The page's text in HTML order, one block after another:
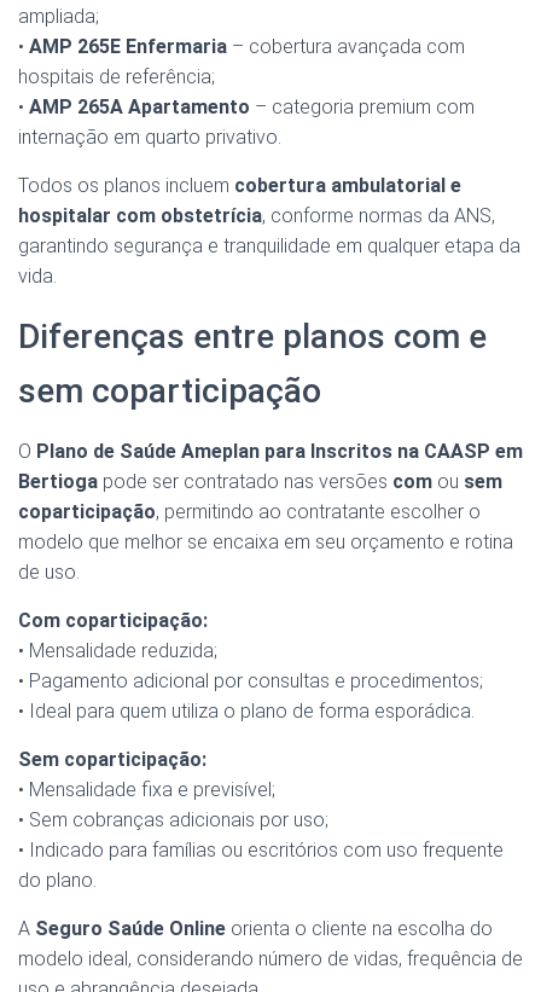
ampliada;
• AMP 265E Enfermaria – cobertura avançada com
hospitais de referência;
• AMP 265A Apartamento – categoria premium com
internação em quarto privativo.
Todos os planos incluem cobertura ambulatorial e
hospitalar com obstetrícia, conforme normas da ANS,
garantindo segurança e tranquilidade em qualquer etapa da
vida.
Diferenças entre planos com e
sem coparticipação
O Plano de Saúde Ameplan para Inscritos na CAASP em
Bertioga pode ser contratado nas versões com ou sem
coparticipação, permitindo ao contratante escolher o
modelo que melhor se encaixa em seu orçamento e rotina
de uso.
Com coparticipação:
• Mensalidade reduzida;
• Pagamento adicional por consultas e procedimentos;
• Ideal para quem utiliza o plano de forma esporádica.
Sem coparticipação:
• Mensalidade fixa e previsível;
• Sem cobranças adicionais por uso;
• Indicado para famílias ou escritórios com uso frequente
do plano.
A Seguro Saúde Online orienta o cliente na escolha do
modelo ideal, considerando número de vidas, frequência de